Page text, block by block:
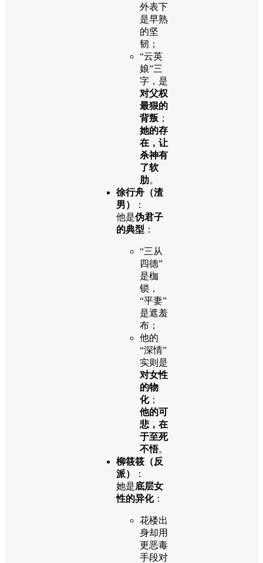
外表下
是早熟
的坚
韧；
“云英
娘”三
字，是
对父权
最狠的
背叛 ；
她的存
在，让
杀神有
了软
肋。
徐行舟（渣
男）
：
他是伪君子
的典型 ：
“三从
四德”
是枷
锁，
“平妻”
是遮羞
布；
他的
“深情”
实则是
对女性
的物
化；
他的可
悲，在
于至死
不悟。
柳筱筱（反
派）
：
她是底层女
性的异化：
花楼出
身却用
更恶毒
手段对